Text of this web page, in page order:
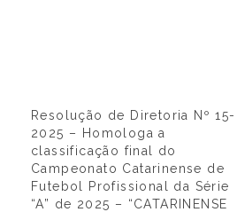
Resolução de Diretoria Nº 15-
2025 – Homologa a
classificação final do
Campeonato Catarinense de
Futebol Profissional da Série
“A” de 2025 – “CATARINENSE